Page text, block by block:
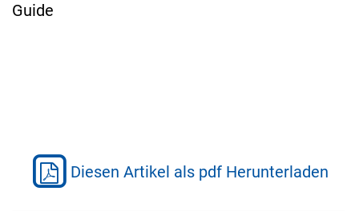
Guide
Diesen Artikel als pdf Herunterladen